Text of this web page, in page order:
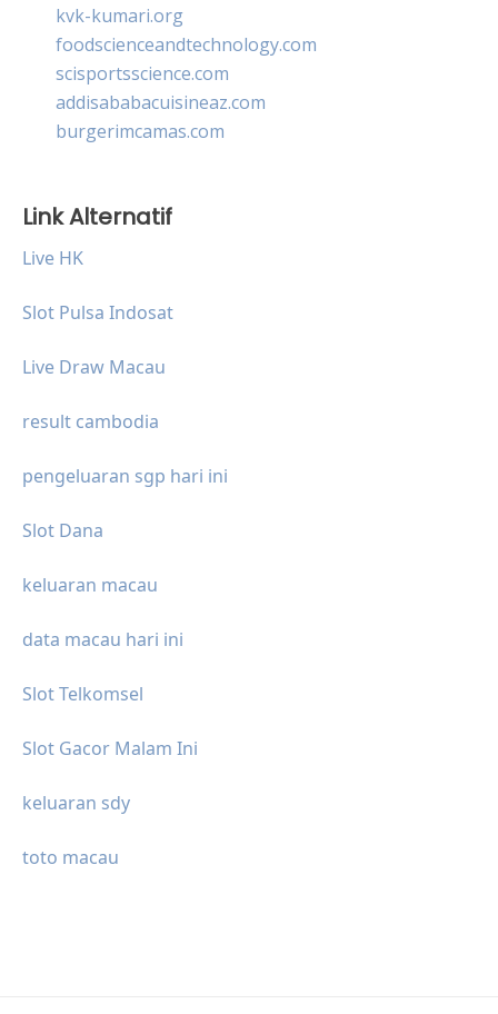
kvk-kumari.org
foodscienceandtechnology.com
scisportsscience.com
addisababacuisineaz.com
burgerimcamas.com
Link Alternatif
Live HK
Slot Pulsa Indosat
Live Draw Macau
result cambodia
pengeluaran sgp hari ini
Slot Dana
keluaran macau
data macau hari ini
Slot Telkomsel
Slot Gacor Malam Ini
keluaran sdy
toto macau